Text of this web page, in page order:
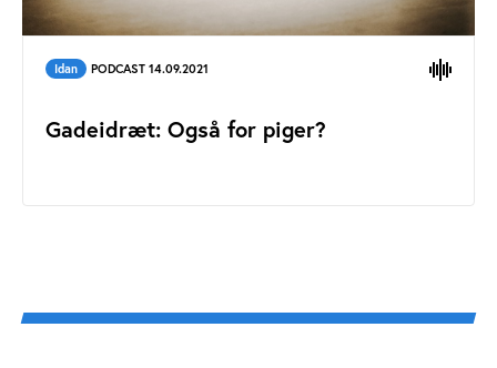
Idan PODCAST 14.09.2021
Gadeidræt: Også for piger?